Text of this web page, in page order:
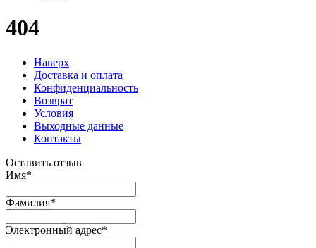
404
Наверх
Доставка и оплата
Конфиденциальность
Возврат
Условия
Выходные данные
Контакты
Оставить отзыв
Имя*
Фамилия*
Электронный адрес*